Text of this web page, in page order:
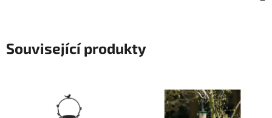
Související produkty